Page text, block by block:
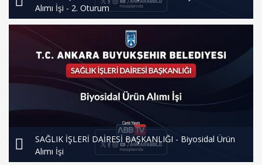
Alımı İşi - 2. Oturum
SAĞLIK İŞLERİ DAİRESİ BAŞKANLIĞI - Biyosidal Ürün
Alımı İşi